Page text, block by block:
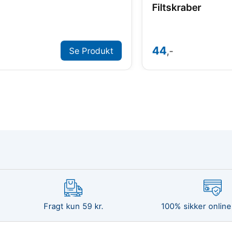
Se Produkt
Filtskraber
44,-
Fragt kun 59 kr. 100% sikker